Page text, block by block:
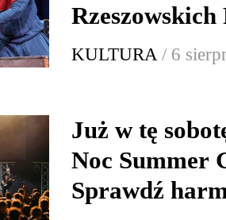
KULTURA / 6
Już w tę
Noc Summer
Sprawdź